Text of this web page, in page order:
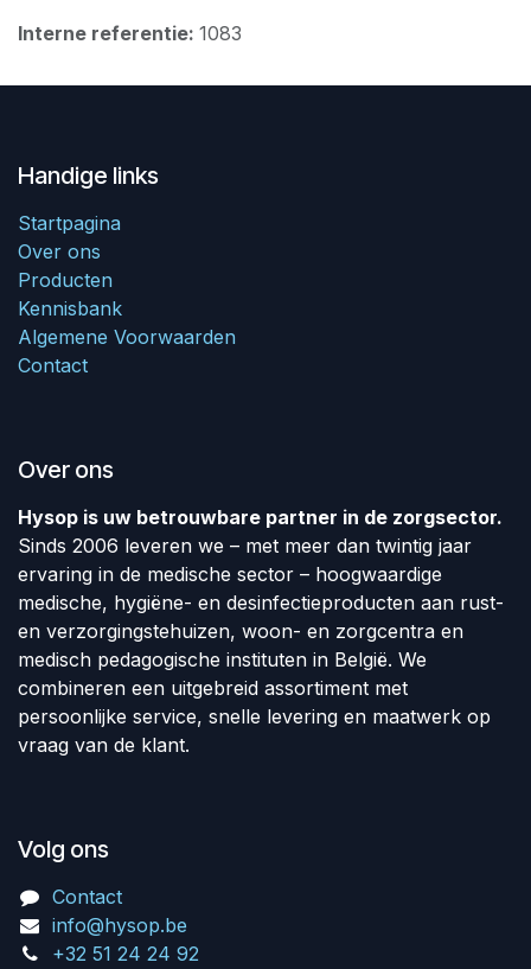
Interne referentie: 1083
Handige links
Startpagina
Over ons
Producten
Kennisbank
Algemene Voorwaarden
Contact
Over ons
Hysop is uw betrouwbare partner in de zorgsector.
Sinds 2006 leveren we – met meer dan twintig jaar
ervaring in de medische sector – hoogwaardige
medische, hygiëne- en desinfectieproducten aan rust-
en verzorgingstehuizen, woon- en zorgcentra en
medisch pedagogische instituten in België. We
combineren een uitgebreid assortiment met
persoonlijke service, snelle levering en maatwerk op
vraag van de klant.
Volg ons
Contact
info@hysop.be
+32 51 24 24 92